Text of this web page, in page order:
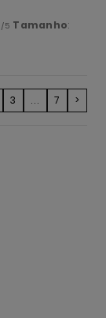
/5 Tamanho:
3 ... 7 >